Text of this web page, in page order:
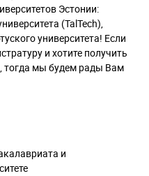
Эстонии:
(TalTech),
университета! Если
и хотите получить
тогда мы будем рады Вам
и